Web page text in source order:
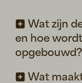
Wat zijn
en hoe
opgebouwd?
Wat